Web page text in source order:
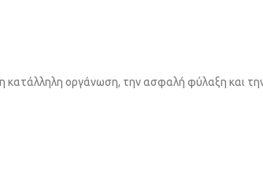
κατάλληλη οργάνωση, την ασφαλή φύλαξη και